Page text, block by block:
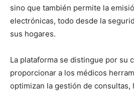
sino que también permite la
electrónicas, todo desde la
sus hogares.
La plataforma se distingue por su
proporcionar a los médicos
optimizan la gestión de